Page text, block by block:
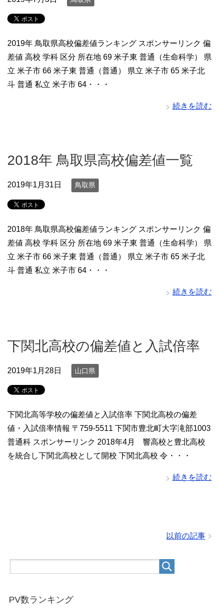
2019年 鳥取県高校偏差値ランキング スポンサーリンク 偏
差値 高校 学科 区分 所在地 69 米子東 普通（生命科学） 県
立 米子市 66 米子東 普通（普通） 県立 米子市 65 米子北
斗 普通 私立 米子市 64・・・
続きを読む
2018年 鳥取県高校偏差値一覧
2019年1月31日 鳥取県
2018年 鳥取県高校偏差値ランキング スポンサーリンク 偏
差値 高校 学科 区分 所在地 69 米子東 普通（生命科学） 県
立 米子市 66 米子東 普通（普通） 県立 米子市 65 米子北
斗 普通 私立 米子市 64・・・
続きを読む
下関北高校の偏差値と入試倍率
2019年1月28日 山口県
下関北高等学校の偏差値と入試倍率 下関北高校の偏差
値・入試倍率情報 〒759-5511 下関市豊北町大字滝部1003
普通科 スポンサーリンク 2018年4月 響高校と豊北高校
を統合し下関北高校として開校 下関北高校 令・・・
続きを読む
以前の記事
PV数ランキング